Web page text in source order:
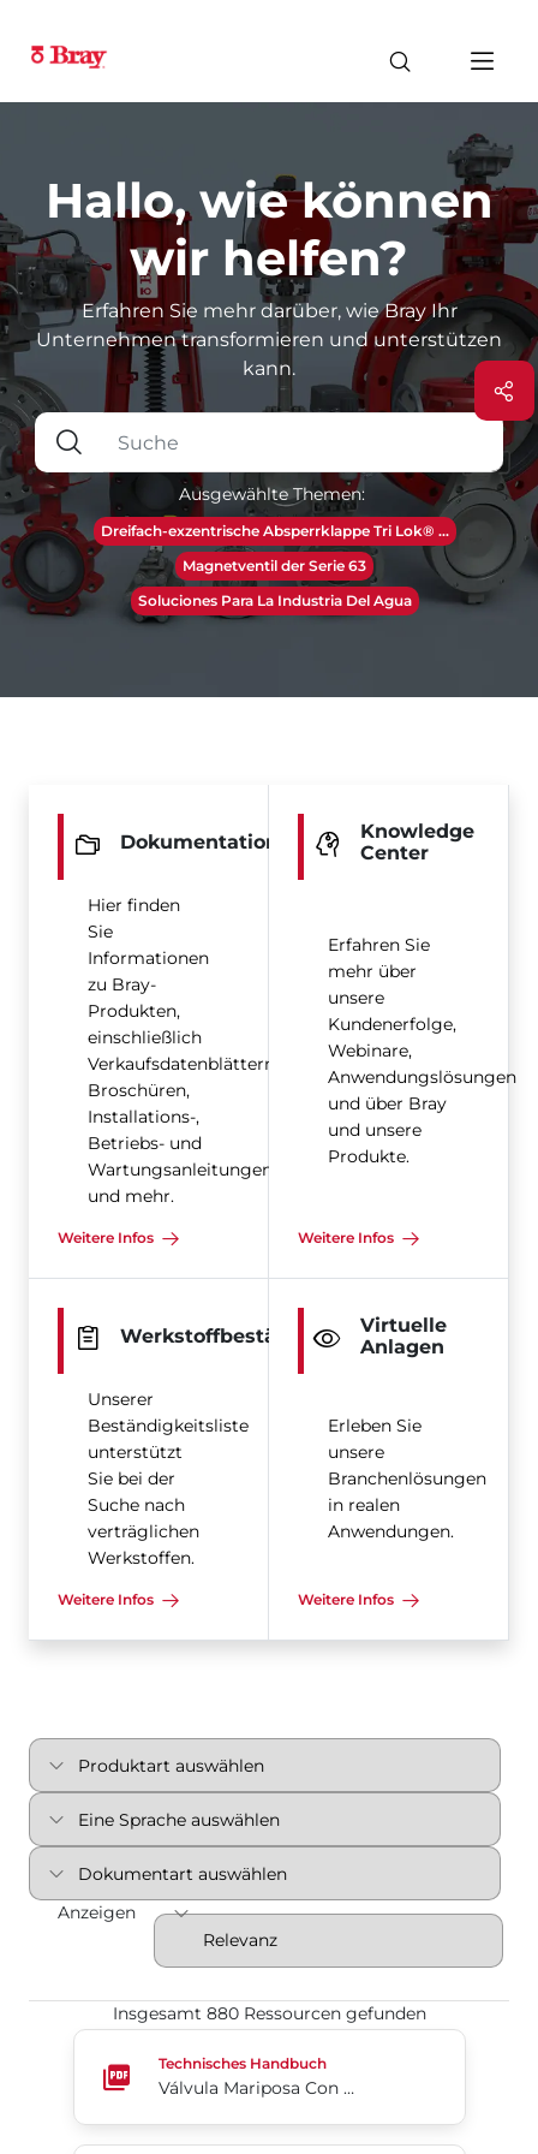
Hallo, wie können
wir helfen?
Erfahren Sie mehr darüber, wie Bray Ihr
Unternehmen transformieren und unterstützen
kann.
Ausgewählte Themen:
Dreifach-exzentrische Absperrklappe Tri Lok® ...
Magnetventil der Serie 63
Soluciones Para La Industria Del Agua
Dokumentation
Hier finden
Sie
Informationen
zu Bray-
Produkten,
einschließlich
Verkaufsdatenblättern,
Broschüren,
Installations-,
Betriebs- und
Wartungsanleitungen
und mehr.
Weitere Infos
Knowledge
Center
Erfahren Sie
mehr über
unsere
Kundenerfolge,
Webinare,
Anwendungslösungen
und über Bray
und unsere
Produkte.
Weitere Infos
Werkstoffbeständigkeit
Unserer
Beständigkeitsliste
unterstützt
Sie bei der
Suche nach
verträglichen
Werkstoffen.
Weitere Infos
Virtuelle
Anlagen
Erleben Sie
unsere
Branchenlösungen
in realen
Anwendungen.
Weitere Infos
Anzeigen
Insgesamt 880 Ressourcen gefunden
Válvula Mariposa Con Revestimiento De PTFE 2-
Technisches Handbuch
Válvula Mariposa Con Revestimiento De PTFE 2-Cx